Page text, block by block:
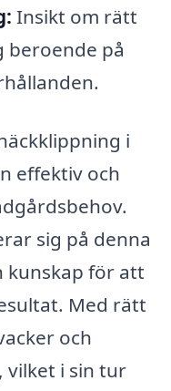
Insikt om rätt
på
i
effektiv och
sig på denna
kunskap för att
Med rätt
och
i sin tur